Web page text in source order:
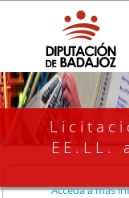
EE.LL.
Acceda a más